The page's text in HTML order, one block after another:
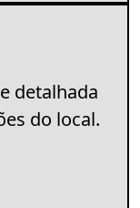
detalhada
do local.